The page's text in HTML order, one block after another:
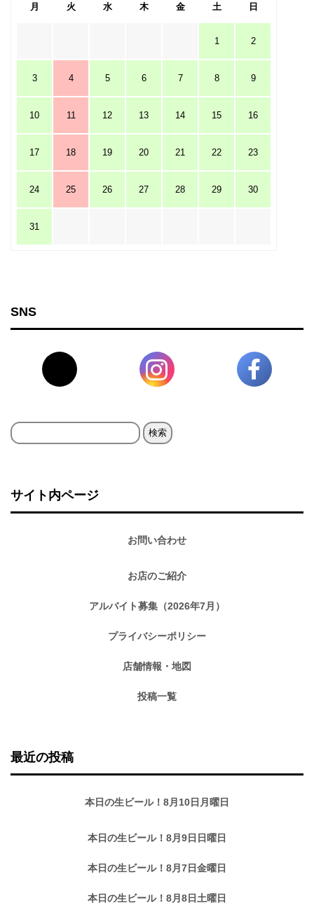
月 火 水 木 金 土 日
1 2
3 4 5 6 7 8 9
10 11 12 13 14 15 16
17 18 19 20 21 22 23
24 25 26 27 28 29 30
31
SNS
検
サイト内ページ
お問い合わせ
お店のご紹介
アルバイト募集（2026年7月）
プライバシーポリシー
店舗情報・地図
投稿一覧
最近の投稿
本日の生ビール！8月10日月曜日
本日の生ビール！8月9日日曜日
本日の生ビール！8月7日金曜日
本日の生ビール！8月8日土曜日